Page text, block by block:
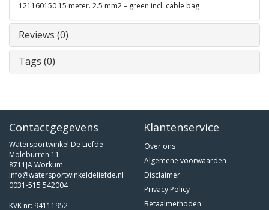
121160150 15 meter. 2.5 mm2 – green incl. cable bag
Reviews (0)
Tags (0)
Contactgegevens
Watersportwinkel De Liefde
Moleburren 11
8711JA Workum
info@watersportwinkeldeliefde.nl
0031-515 542004
KVK nr: 94111952
Klantenservice
Over ons
Algemene voorwaarden
Disclaimer
Privacy Policy
Betaalmethoden